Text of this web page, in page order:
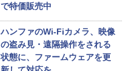
で特価販売中
ハンファのWi-Fiカメラ、映像
の盗み見・遠隔操作をされる
状態に、ファームウェアを更